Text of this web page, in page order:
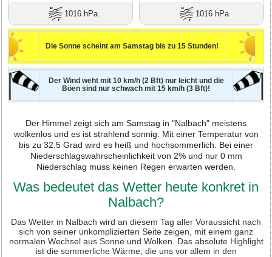
1016 hPa 1016 hPa
Die Sonne scheint am Samstag bis zu 15 Stunden!
Der Wind weht mit 10 km/h (2 Bft) nur leicht und die
Böen sind nur schwach mit 15 km/h (3 Bft)!
Der Himmel zeigt sich am Samstag in "Nalbach" meistens
wolkenlos und es ist strahlend sonnig. Mit einer Temperatur von
bis zu 32.5 Grad wird es heiß und hochsommerlich. Bei einer
Niederschlagswahrscheinlichkeit von 2% und nur 0 mm
Niederschlag muss keinen Regen erwarten werden.
Was bedeutet das Wetter heute konkret in
Nalbach?
Das Wetter in Nalbach wird an diesem Tag aller Voraussicht nach
sich von seiner unkomplizierten Seite zeigen, mit einem ganz
normalen Wechsel aus Sonne und Wolken. Das absolute Highlight
ist die sommerliche Wärme, die uns vor allem in den